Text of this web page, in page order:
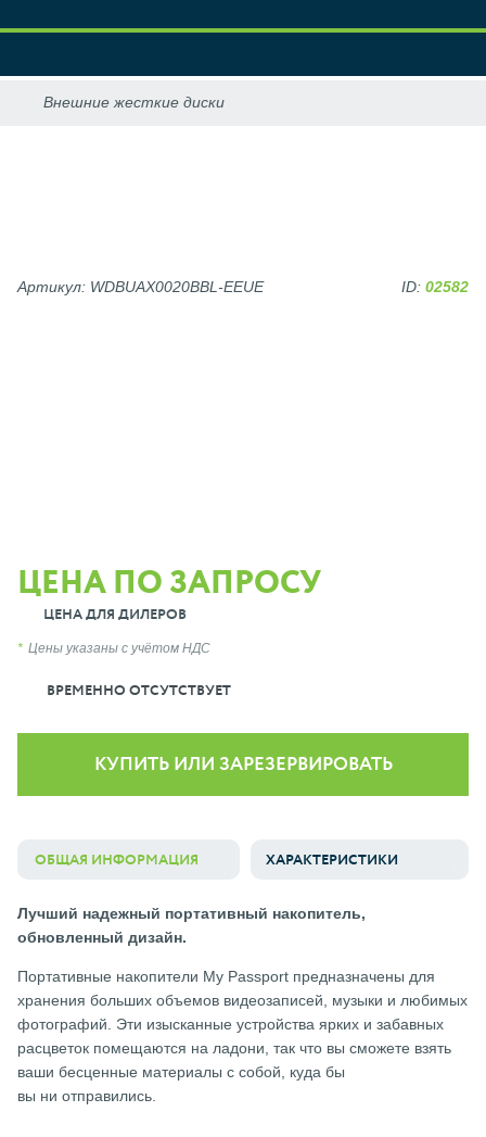
ЦЕНА ПО ЗАПРОСУ
ЦЕНА ДЛЯ ДИЛЕРОВ
Цены указаны с учётом НДС
ВРЕМЕННО ОТСУТСТВУЕТ
Артикул: WDBUAX0020BBL-EEUE ID: 02582
КУПИТЬ ИЛИ ЗАРЕЗЕРВИРОВАТЬ
ОБЩАЯ ИНФОРМАЦИЯ ХАРАКТЕРИСТИКИ
Лучший надежный портативный накопитель,
обновленный дизайн.
Портативные накопители My Passport предназначены для
хранения больших объемов видеозаписей, музыки и любимых
фотографий. Эти изысканные устройства ярких и забавных
расцветок помещаются на ладони, так что вы сможете взять
ваши бесценные материалы с собой, куда бы
вы ни отправились.